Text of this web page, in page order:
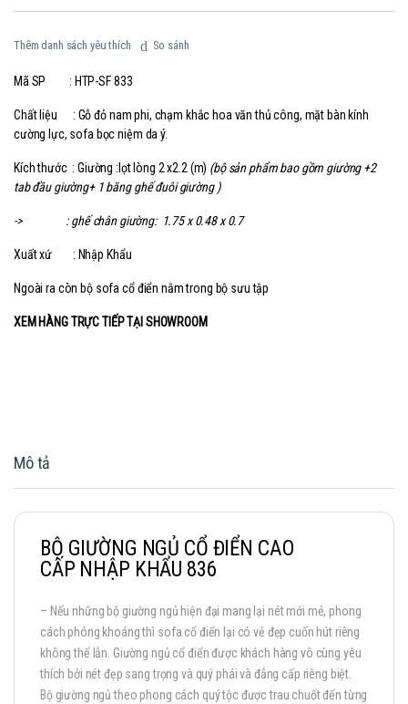
Thêm danh sách yêu thích So sánh
Mã SP : HTP-SF 833
Chất liệu : Gỗ đỏ nam phi, chạm khắc hoa văn thủ công, mặt bàn kính
cường lực, sofa bọc niệm da ý.
Kích thước : Giường :lọt lòng 2 x2.2 (m) (bộ sản phẩm bao gồm giường +2
tab đầu giường+ 1 băng ghế đuôi giường)
-> : ghế chân giường: 1.75 x 0.48 x 0.7
Xuất xứ : Nhập Khẩu
Ngoài ra còn bộ sofa cổ điển nằm trong bộ sưu tập
XEM HÀNG TRỰC TIẾP TẠI SHOWROOM
Mô tả
BỘ GIƯỜNG NGỦ CỔ ĐIỂN CAO
CẤP NHẬP KHẨU 836
– Nếu những bộ giường ngủ hiện đại mang lại nét mới mẻ, phong
cách phóng khoáng thì sofa cổ điển lại có vẻ đẹp cuốn hút riêng
không thể lẫn. Giường ngủ cổ điển được khách hàng vô cùng yêu
thích bởi nét đẹp sang trọng và quý phái và đẳng cấp riêng biệt.
Bộ giường ngủ theo phong cách quý tộc được trau chuốt đến từng